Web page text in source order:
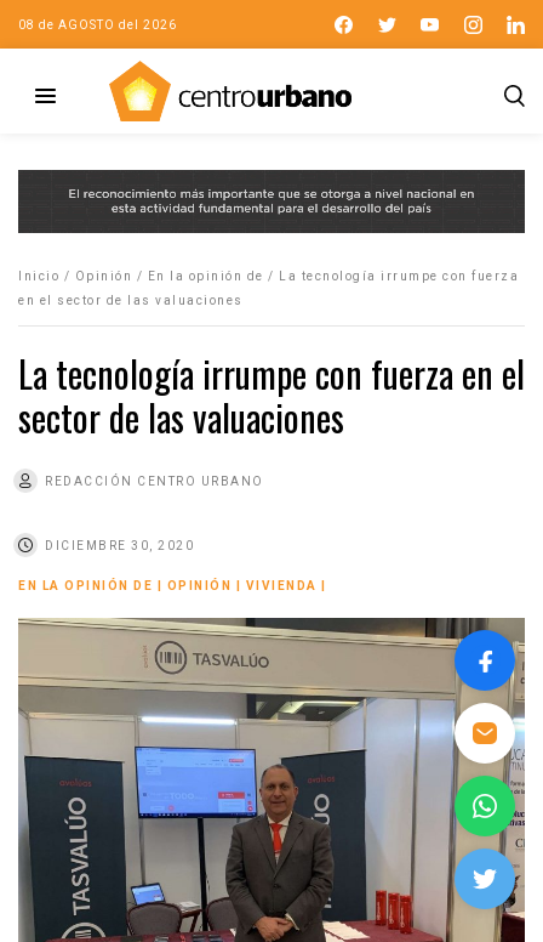
08 de AGOSTO del 2026
Inicio / Opinión / En la opinión de /
La tecnología irrumpe con fuerza
en el sector de las valuaciones
La tecnología irrumpe con fuerza en el
sector de las valuaciones
REDACCIÓN CENTRO URBANO
DICIEMBRE 30, 2020
EN LA OPINIÓN DE OPINIÓN VIVIENDA